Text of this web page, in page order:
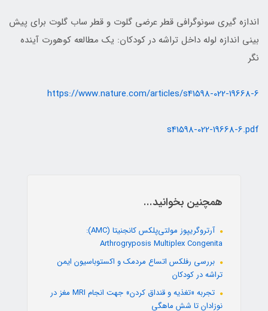
اندازه گیری سونوگرافی قطر عرضی گلوت و قطر ساب گلوت برای پیش
بینی اندازه لوله داخل تراشه در کودکان: یک مطالعه کوهورت آینده
نگر
https://www.nature.com/articles/s41598-022-19668-6
s41598-022-19668-6.pdf
همچنین بخوانید...
آرتروگریپوز مولتی‌پلکس کانجنیتا (AMC):
Arthrogryposis Multiplex Congenita
بررسی رفلکس اتساع مردمک و اکستوباسیون ایمن
تراشه در کودکان
تجربه «تغذیه و قنداق کردن» جهت انجام MRI مغز در
نوزادان تا شش ماهگی